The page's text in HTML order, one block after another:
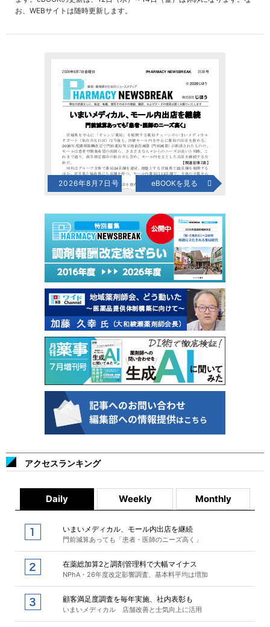
お、WEBサイトは随時更新します。
2026年8月7日号 eBOOKを見る
アクセスランキング
Daily Weekly Monthly
いまいメディカル、モール内出店を継続
門前減算あっても「患者・医師のニーズ高く」
在薬総加算2と調剤管理料で大幅マイナス
NPhA・26年度改定影響調査、基本料平均は増加
顧客満足度調査を毎年実施、社内表彰も
いまいメディカル 店舗改善と士気向上に活用